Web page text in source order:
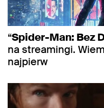
“Spider-Man: Bez
na streamingi.
najpierw